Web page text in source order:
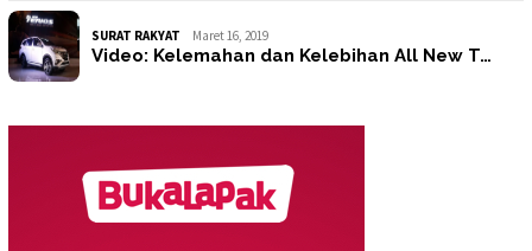
SURAT RAKYAT Maret 16, 2019
Video: Kelemahan dan Kelebihan All New T…